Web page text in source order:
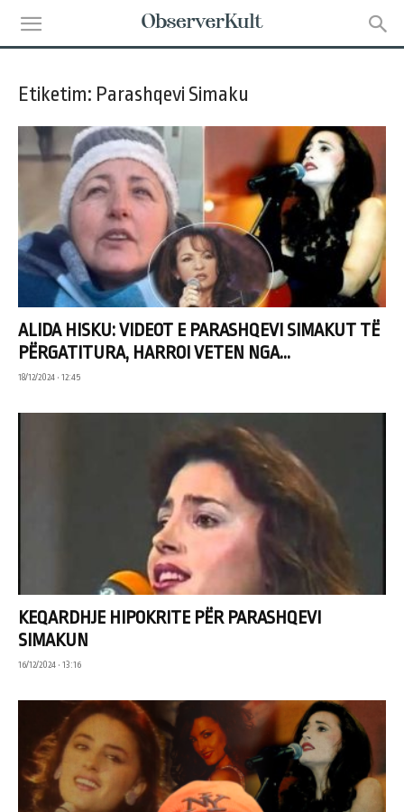
Etiketim: Parashqevi Simaku
ALIDA HISKU: VIDEOT E PARASHQEVI SIMAKUT TË
PËRGATITURA, HARROI VETEN NGA...
18/12/2024 • 12:45
KEQARDHJE HIPOKRITE PËR PARASHQEVI
SIMAKUN
16/12/2024 • 13:16